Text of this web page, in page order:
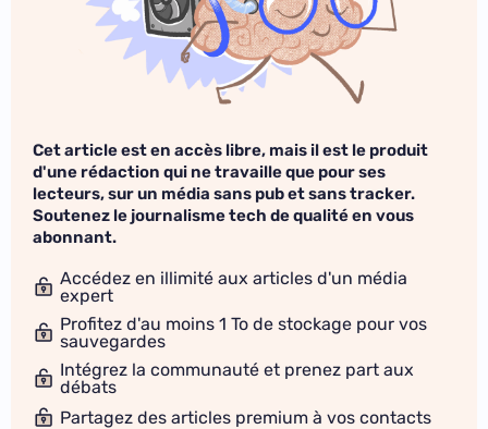
Cet article est en accès libre, mais il est le produit
d'une rédaction qui ne travaille que pour ses
lecteurs, sur un média sans pub et sans tracker.
Soutenez le journalisme tech de qualité en vous
abonnant.
Accédez en illimité aux articles d'un média
expert
Profitez d'au moins 1 To de stockage pour vos
sauvegardes
Intégrez la communauté et prenez part aux
débats
Partagez des articles premium à vos contacts